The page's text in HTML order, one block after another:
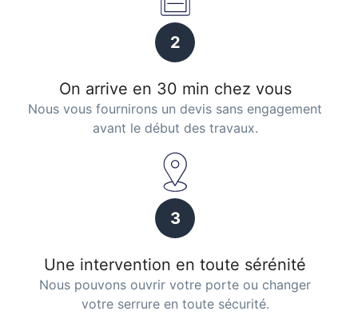
2
On arrive en 30 min chez vous
Nous vous fournirons un devis sans engagement
avant le début des travaux.
3
Une intervention en toute sérénité
Nous pouvons ouvrir votre porte ou changer
votre serrure en toute sécurité.